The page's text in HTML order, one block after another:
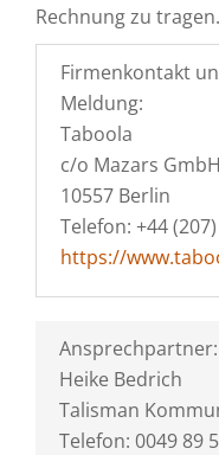
Rechnung zu tragen.
Firmenkontakt
Meldung:
Taboola
c/o Mazars
10557 Berlin
Telefon: +44
https://
Ansprechpartner:
Heike Bedrich
Talisman
Telefon: 0049 89